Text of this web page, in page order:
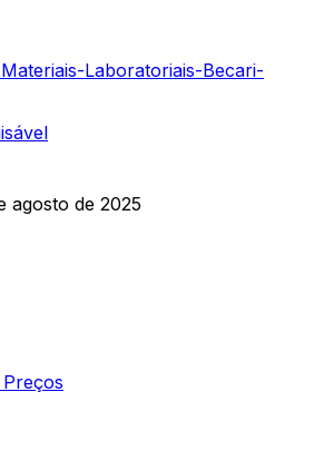
Laboratoriais-Becari-
agosto de 2025